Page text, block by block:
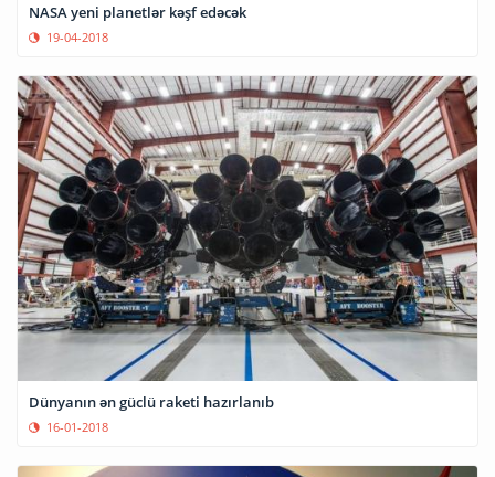
NASA yeni planetlər kəşf edəcək
19-04-2018
Dünyanın ən güclü raketi hazırlanıb
16-01-2018